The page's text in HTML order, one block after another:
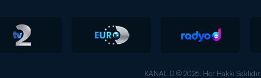
KANAL D © 2026. Her Hakkı Saklıdır.